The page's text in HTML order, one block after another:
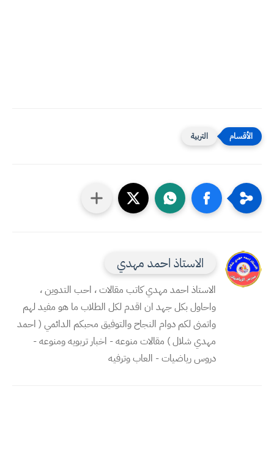
التربية
الاستاذ احمد مهدي
الاستاذ احمد مهدي كاتب مقالات ، احب التدوين ،
واحاول بكل جهد ان اقدم لكل الطلاب ما هو مفيد لهم
واتمنى لكم دوام النجاح والتوفيق محبكم الدائمي ( احمد
مهدي شلال ) مقالات منوعه - اخبار تربويه ومنوعه -
دروس رياضيات - العاب وترفيه